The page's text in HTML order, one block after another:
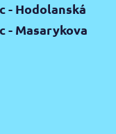
- Hodolanská
- Masarykova